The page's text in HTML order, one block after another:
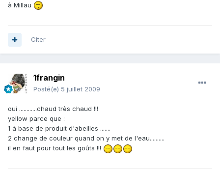
à Millau
Citer
1frangin
Posté(e) 5 juillet 2009
oui ............chaud très chaud !!!
yellow parce que :
1 à base de produit d'abeilles .......
2 change de couleur quand on y met de l'eau..........
il en faut pour tout les goûts !!!